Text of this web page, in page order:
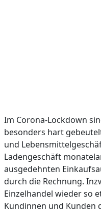
Im Corona-Lockdown
besonders hart
und
Ladengeschäft
ausgedehnten
durch die Rechnung.
Einzelhandel wieder so
Kundinnen und Kunden